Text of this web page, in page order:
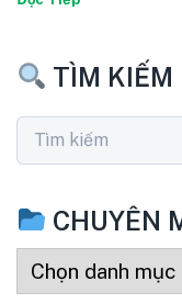
TÌM KIẾM
CHUYÊN